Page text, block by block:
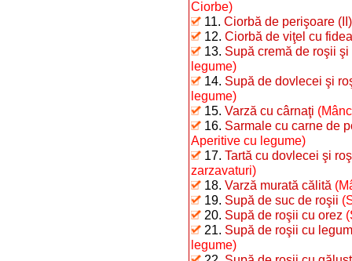
Ciorbe)
11. Ciorbă de perişoare (II)
12. Ciorbă de viţel cu fidea
13. Supă cremă de roşii şi
legume)
14. Supă de dovlecei şi
legume)
15. Varză cu cârnaţi
16. Sarmale cu carne de
Aperitive cu legume)
17. Tartă cu dovlecei şi
zarzavaturi)
18. Varză murată călită
19. Supă de suc de roşii
20. Supă de roşii cu orez
21. Supă de roşii cu
legume)